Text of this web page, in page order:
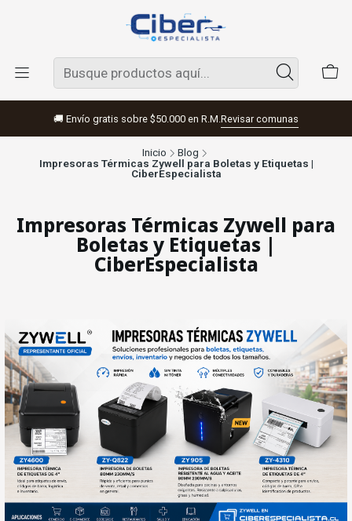
🚚 Envío gratis sobre $50.000 en R.M. Revisar comunas
Inicio
Blog
Impresoras Térmicas Zywell para Boletas y Etiquetas |
CiberEspecialista
Impresoras Térmicas Zywell para
Boletas y Etiquetas |
CiberEspecialista